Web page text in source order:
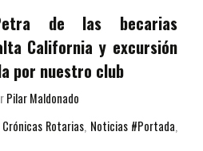
de las becarias
California y excursión
por nuestro club
Pilar Maldonado
Rotarias, Noticias #Portada,